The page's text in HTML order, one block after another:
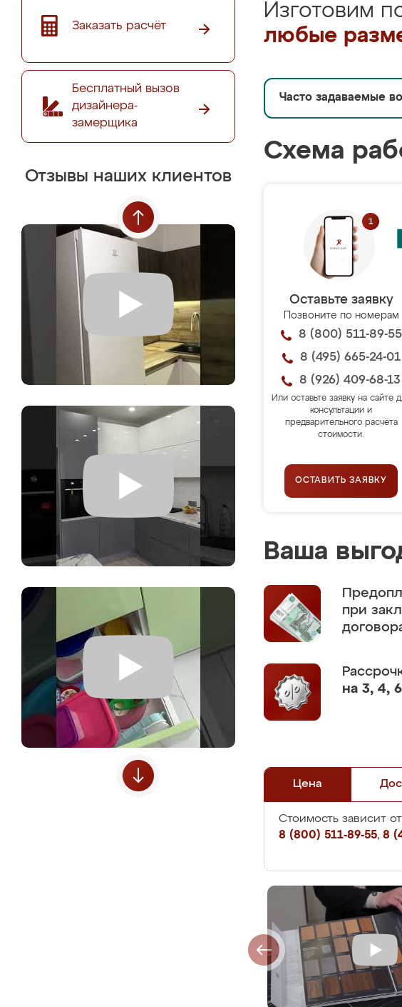
Заказать расчёт
Бесплатный вызов
дизайнера-
замерщика
Отзывы наших клиентов
Изготовим
любые
Часто задаваемые
Схема
Оставьте заявку
Позвоните по номерам
8 (800) 511-89-55
8 (495) 665-24-01
8 (926) 409-68-13
Или оставьте заявку на сайте
консультации и
предварительного расчёта
стоимости.
ОСТАВИТЬ ЗАЯВКУ
Ваша
при
на 3, 4,
Цена
Стоимость зависит от
8 (800) 511-89-55, 8